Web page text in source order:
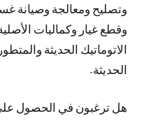
وتصليح ومعالجة وصيانة
وقطع غيار وكماليات
الاتوماتيك الحديثة
الحديثة.
هل ترغبون في الحصول